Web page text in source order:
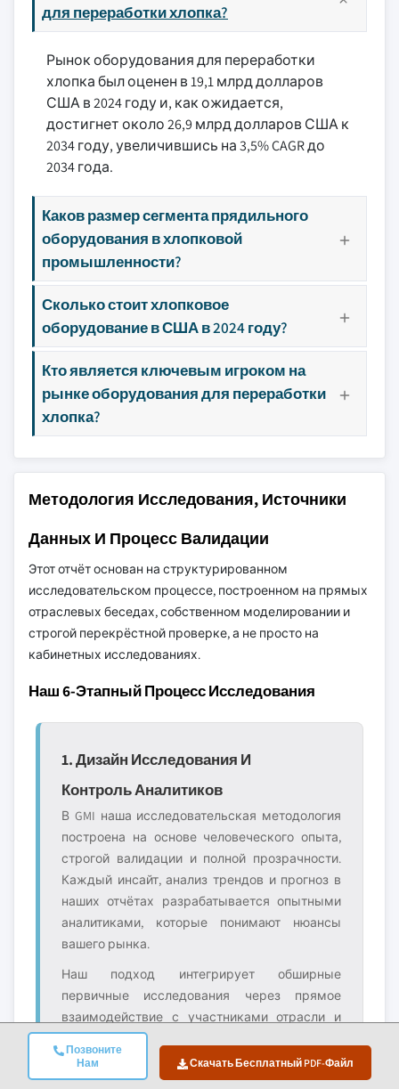
Позвоните
Нам
Скачать Бесплатный PDF-Файл
для переработки хлопка?
Рынок оборудования для переработки
хлопка был оценен в 19,1 млрд долларов
США в 2024 году и, как ожидается,
достигнет около 26,9 млрд долларов США к
2034 году, увеличившись на 3,5% CAGR до
2034 года.
Каков размер сегмента прядильного
оборудования в хлопковой
промышленности?
Сколько стоит хлопковое
оборудование в США в 2024 году?
Кто является ключевым игроком на
рынке оборудования для переработки
хлопка?
Методология Исследования, Источники
Данных И Процесс Валидации
Этот отчёт основан на структурированном
исследовательском процессе, построенном на прямых
отраслевых беседах, собственном моделировании и
строгой перекрёстной проверке, а не просто на
кабинетных исследованиях.
Наш 6-Этапный Процесс Исследования
1. Дизайн Исследования И
Контроль Аналитиков
В GMI наша исследовательская методология
построена на основе человеческого опыта,
строгой валидации и полной прозрачности.
Каждый инсайт, анализ трендов и прогноз в
наших отчётах разрабатывается опытными
аналитиками, которые понимают нюансы
вашего рынка.
Наш подход интегрирует обширные
первичные исследования через прямое
взаимодействие с участниками отрасли и
экспертами, дополненные всесторонними
вторичными исследованиями из
проверенных глобальных источников. Мы